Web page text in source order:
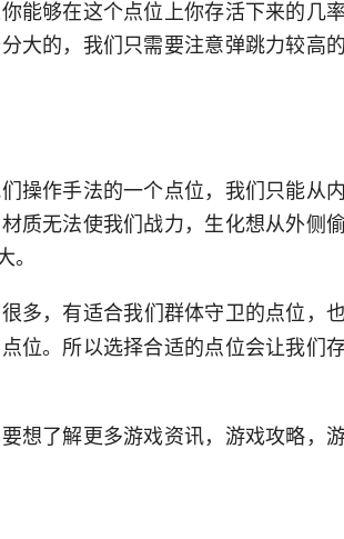
能够在这个点位上你存活下来的几率
大的，我们只需要注意弹跳力较高的
操作手法的一个点位，我们只能从内
质无法使我们战力，生化想从外侧偷
多，有适合我们群体守卫的点位，也
位。所以选择合适的点位会让我们
想了解更多游戏资讯，游戏攻略，